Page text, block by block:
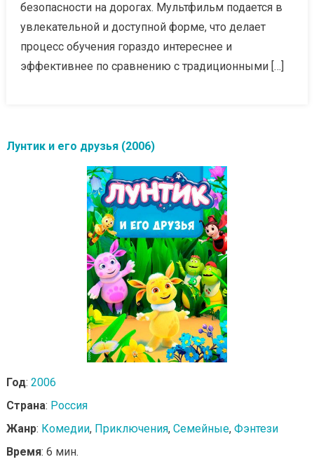
безопасности на дорогах. Мультфильм подается в
увлекательной и доступной форме, что делает
процесс обучения гораздо интереснее и
эффективнее по сравнению с традиционными […]
Лунтик и его друзья (2006)
Год: 2006
Страна: Россия
Жанр: Комедии, Приключения, Семейные, Фэнтези
Время: 6 мин.